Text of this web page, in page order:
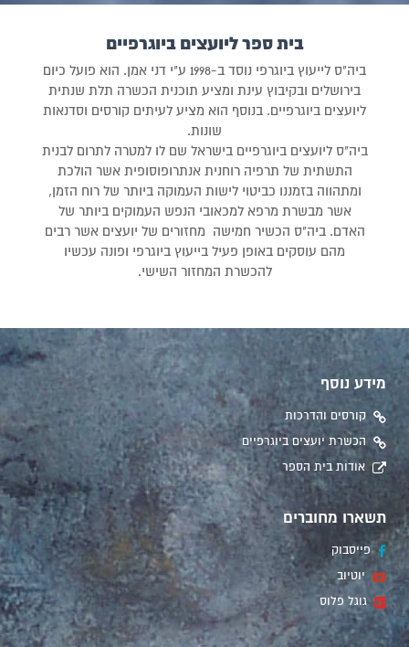
בית ספר ליועצים ביוגרפיים
ביה"ס לייעוץ ביוגרפי נוסד ב-1998 ע"י דני אמן. הוא פועל כיום
בירושלים ובקיבוץ עינת ומציע תוכנית הכשרה תלת שנתית
ליועצים ביוגרפיים. בנוסף הוא מציע לעיתים קורסים וסדנאות
שונות.
ביה"ס ליועצים ביוגרפיים בישראל שם לו למטרה לתרום לבנית
התשתית של תרפיה רוחנית אנתרופוסופית אשר הולכת
ומתהווה בזמננו כביטוי לישות העמוקה ביותר של רוח הזמן,
אשר מבשרת מרפא למכאובי הנפש העמוקים ביותר של
האדם. ביה"ס הכשיר חמישה מחזורים של יועצים אשר רבים
מהם עוסקים באופן פעיל בייעוץ ביוגרפי ופונה עכשיו
להכשרת המחזור השישי.
מידע נוסף
קורסים והדרכות
הכשרת יועצים ביוגרפיים
אודות בית הספר
תשארו מחוברים
פייסבוק
יוטיוב
גוגל פלוס